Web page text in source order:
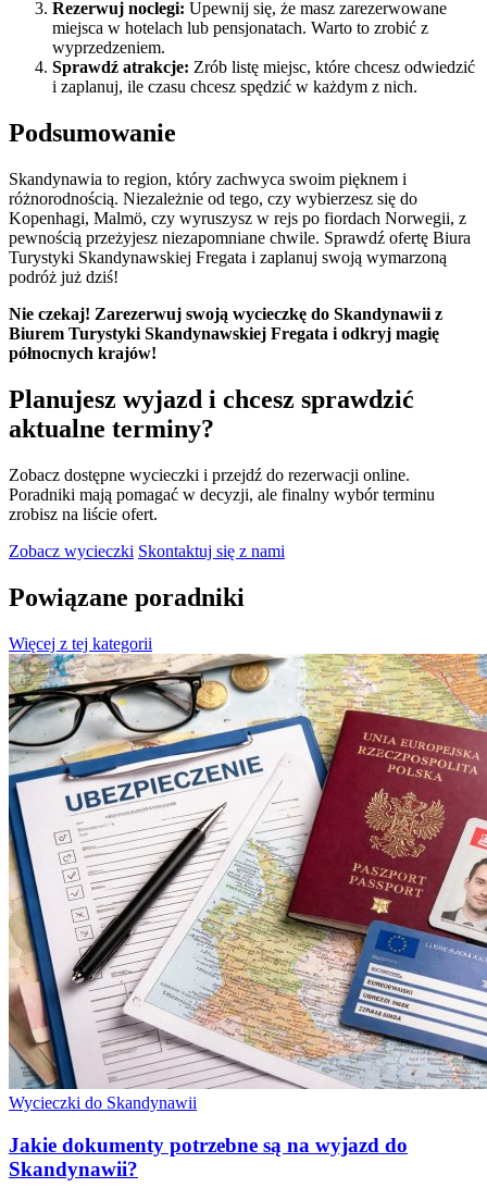
Rezerwuj noclegi: Upewnij się, że masz zarezerwowane
miejsca w hotelach lub pensjonatach. Warto to zrobić z
wyprzedzeniem.
Sprawdź atrakcje: Zrób listę miejsc, które chcesz odwiedzić
i zaplanuj, ile czasu chcesz spędzić w każdym z nich.
Podsumowanie
Skandynawia to region, który zachwyca swoim pięknem i
różnorodnością. Niezależnie od tego, czy wybierzesz się do
Kopenhagi, Malmö, czy wyruszysz w rejs po fiordach Norwegii, z
pewnością przeżyjesz niezapomniane chwile. Sprawdź ofertę Biura
Turystyki Skandynawskiej Fregata i zaplanuj swoją wymarzoną
podróż już dziś!
Nie czekaj! Zarezerwuj swoją wycieczkę do Skandynawii z
Biurem Turystyki Skandynawskiej Fregata i odkryj magię
północnych krajów!
Planujesz wyjazd i chcesz sprawdzić
aktualne terminy?
Zobacz dostępne wycieczki i przejdź do rezerwacji online.
Poradniki mają pomagać w decyzji, ale finalny wybór terminu
zrobisz na liście ofert.
Zobacz wycieczki Skontaktuj się z nami
Powiązane poradniki
Więcej z tej kategorii
Wycieczki do Skandynawii
Jakie dokumenty potrzebne są na wyjazd do
Skandynawii?